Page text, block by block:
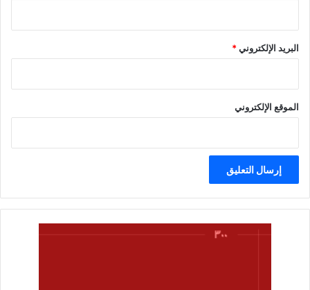
البريد الإلكتروني*
الموقع الإلكتروني